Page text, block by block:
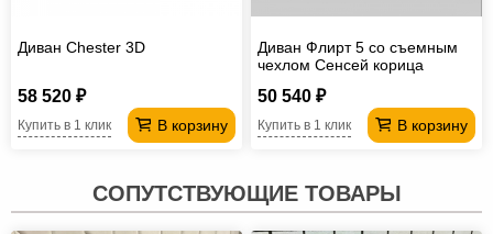
Диван Chester 3D
58 520 ₽
В корзину
Купить в 1 клик
Диван Флирт 5 со съемным
чехлом Сенсей корица
50 540 ₽
В корзину
Купить в 1 клик
СОПУТСТВУЮЩИЕ ТОВАРЫ